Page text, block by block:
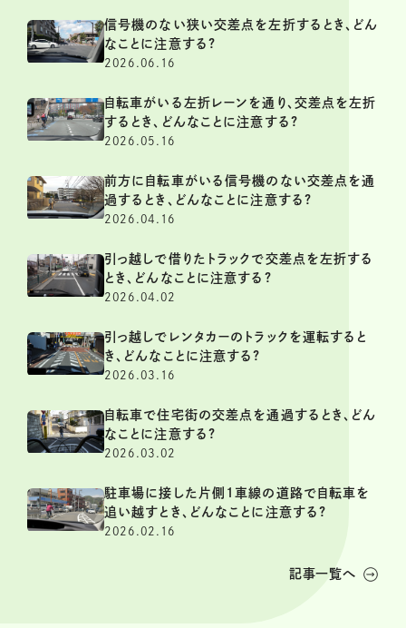
信号機のない狭い交差点を左折するとき、どん
なことに注意する?
2026.06.16
自転車がいる左折レーンを通り、交差点を左折
するとき、どんなことに注意する?
2026.05.16
前方に自転車がいる信号機のない交差点を通
過するとき、どんなことに注意する?
2026.04.16
引っ越しで借りたトラックで交差点を左折する
とき、どんなことに注意する?
2026.04.02
引っ越しでレンタカーのトラックを運転すると
き、どんなことに注意する?
2026.03.16
自転車で住宅街の交差点を通過するとき、どん
なことに注意する?
2026.03.02
駐車場に接した片側1車線の道路で自転車を
追い越すとき、どんなことに注意する?
2026.02.16
記事一覧へ